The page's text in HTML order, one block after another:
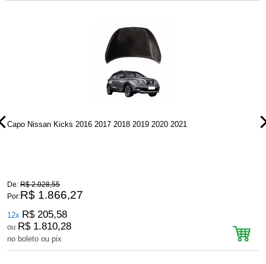
Capo Nissan Kicks 2016 2017 2018 2019 2020 2021
De: R$ 2.028,55
Por:R$ 1.866,27
12x R$ 205,58
ou R$ 1.810,28
no boleto ou pix